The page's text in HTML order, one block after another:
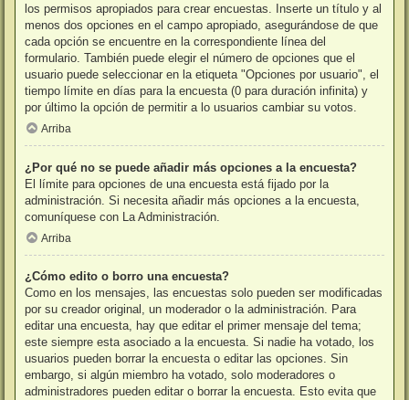
los permisos apropiados para crear encuestas. Inserte un título y al
menos dos opciones en el campo apropiado, asegurándose de que
cada opción se encuentre en la correspondiente línea del
formulario. También puede elegir el número de opciones que el
usuario puede seleccionar en la etiqueta "Opciones por usuario", el
tiempo límite en días para la encuesta (0 para duración infinita) y
por último la opción de permitir a lo usuarios cambiar su votos.
Arriba
¿Por qué no se puede añadir más opciones a la encuesta?
El límite para opciones de una encuesta está fijado por la
administración. Si necesita añadir más opciones a la encuesta,
comuníquese con La Administración.
Arriba
¿Cómo edito o borro una encuesta?
Como en los mensajes, las encuestas solo pueden ser modificadas
por su creador original, un moderador o la administración. Para
editar una encuesta, hay que editar el primer mensaje del tema;
este siempre esta asociado a la encuesta. Si nadie ha votado, los
usuarios pueden borrar la encuesta o editar las opciones. Sin
embargo, si algún miembro ha votado, solo moderadores o
administradores pueden editar o borrar la encuesta. Esto evita que